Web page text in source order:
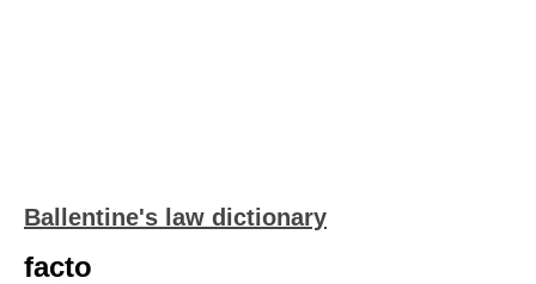
Ballentine's law dictionary
facto